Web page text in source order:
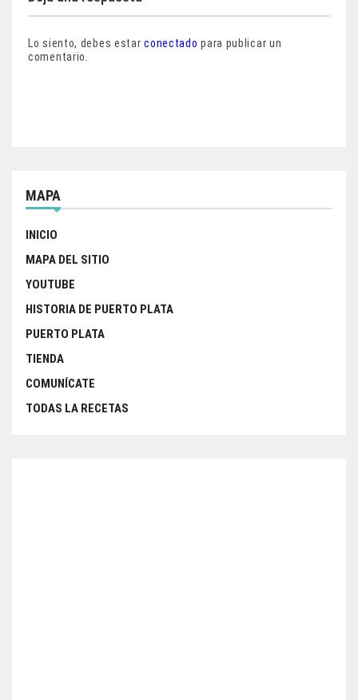
Lo siento, debes estarconectado para publicar un
comentario.
MAPA
INICIO
MAPA DEL SITIO
YOUTUBE
HISTORIA DE PUERTO PLATA
PUERTO PLATA
TIENDA
COMUNÍCATE
TODAS LA RECETAS